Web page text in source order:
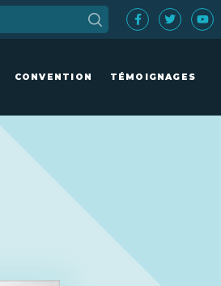
CONVENTION TÉMOIGNAGES